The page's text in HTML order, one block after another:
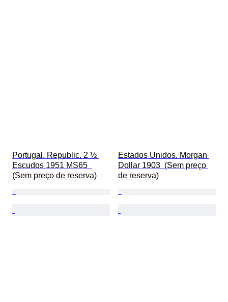
Portugal. Republic. 2 ½
Escudos 1951 MS65
(Sem preço de reserva)
Estados Unidos. Morgan
Dollar 1903  (Sem preço
de reserva)